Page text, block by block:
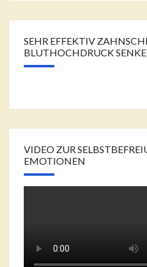
SEHR EFFEKTIV
BLUTHOCHDRUCK
VIDEO ZUR
EMOTIONEN